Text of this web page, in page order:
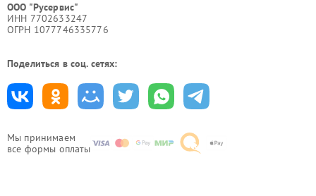
Мы принимаем
все формы оплаты
ООО "Русервис"
ИНН 7702633247
ОГРН 1077746335776
Поделиться в соц. сетях: